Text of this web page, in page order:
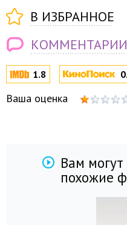
1.8
Ваша оценка
В ИЗБРАННОЕ
КОММЕНТАРИИ
Вам
похожие